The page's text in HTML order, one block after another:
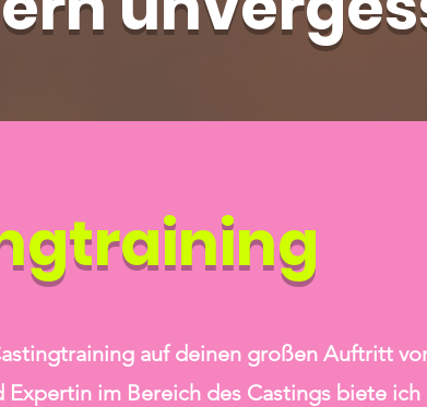
auf deinen großen Auftritt
Expertin im Bereich des Castings biete ich